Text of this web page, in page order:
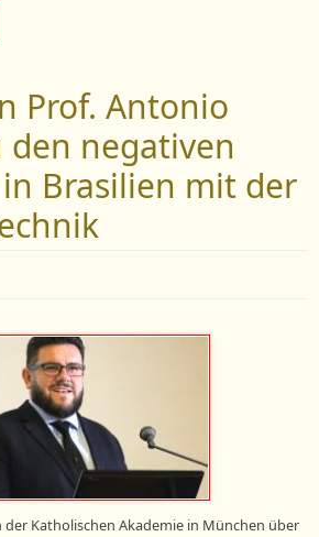
Prof. Antonio
negativen
Brasilien mit der
der Katholischen Akademie in München über